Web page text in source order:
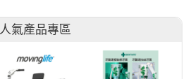
人氣產品專區